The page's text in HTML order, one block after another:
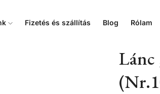
Fizetés és szállítás Blog Rólam
Lánc